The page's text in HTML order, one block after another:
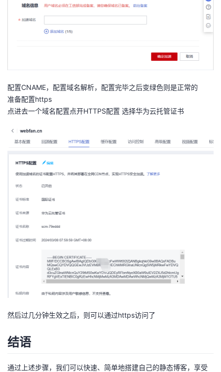
配置CNAME，配置域名解析，配置完毕之后变绿色则是正常的
准备配置https
点进去一个域名配置点开HTTPS配置 选择华为云托管证书
然后过几分钟生效之后，则可以通过https访问了
结语
通过上述步骤，我们可以快速、简单地搭建自己的静态博客，享受